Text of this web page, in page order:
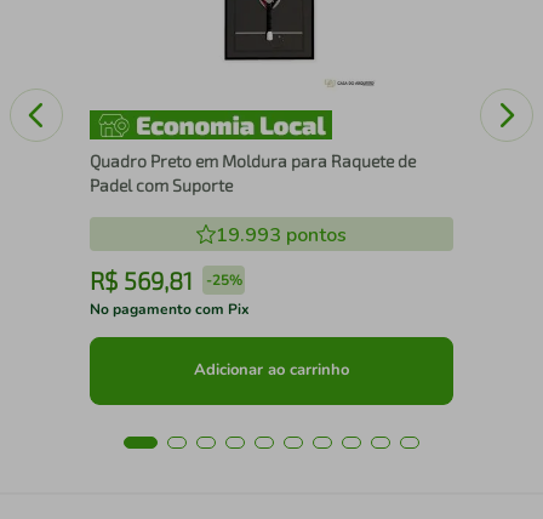
Quadro Preto em Moldura para Raquete de
Padel com Suporte
19.993 pontos
R$ 569,81 -25%
No pagamento com Pix
Adicionar ao carrinho